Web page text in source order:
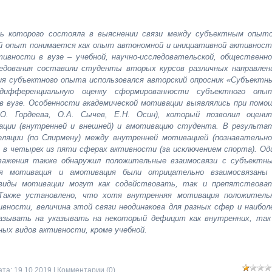
которого состояла в выяснении связи между субъектным
опыт понимается как опыт автономной и инициативной
в вузе – учебной, научно-исследовательской,
составили студенты вторых курсов различных
субъектного опыта использовался авторский опросник
оценку сформированности субъектного
Особенности академической мотивации выявлялись при
Гордеева, О.А. Сычев, Е.Н. Осин), который позволил
(внутренней и внешней) и амотивацию студента. В
(по Спирмену) между внутренней мотивацией
четырех из пяти сферах активности (за исключением спорта).
также обнаружил положительные взаимосвязи с
мотивация и амотивация были отрицательно
мотивации могут как содействовать, так и
установлено, что хотя внутренняя мотивация
величина этой связи неодинакова для разных сфер и
на указывать на некоторый дефицит как внутренних,
видов активности, кроме учебной.
19.10.2019 Комментарии (0)